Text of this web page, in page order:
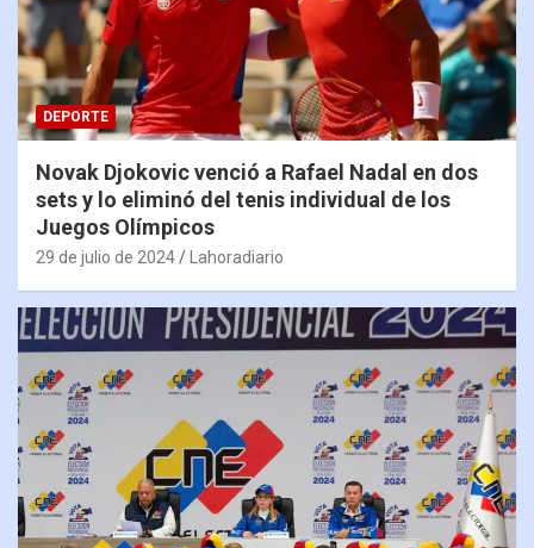
DEPORTE
Novak Djokovic venció a Rafael Nadal en dos
sets y lo eliminó del tenis individual de los
Juegos Olímpicos
29 de julio de 2024 Lahoradiario